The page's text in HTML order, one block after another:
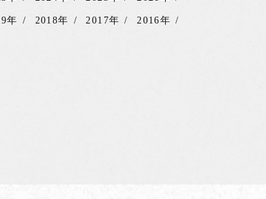
年 2018年 2017年 2016年